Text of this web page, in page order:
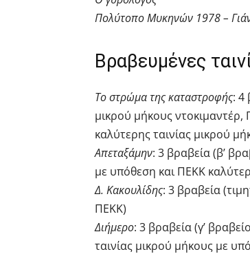
Πολύτοπο Μυκηνών 1978 –
Βραβευμένες
Το στρώμα της καταστροφής: 4
μικρού μήκους ντοκιμαντέρ,
καλύτερης ταινίας μικρού
Απεταξάμην: 3 βραβεία (β’
με υπόθεση και ΠΕΚΚ
Δ. Κακουλίδης: 3 βραβεία
ΠΕΚΚ)
Διήμερο: 3 βραβεία (γ’
ταινίας μικρού μήκους με